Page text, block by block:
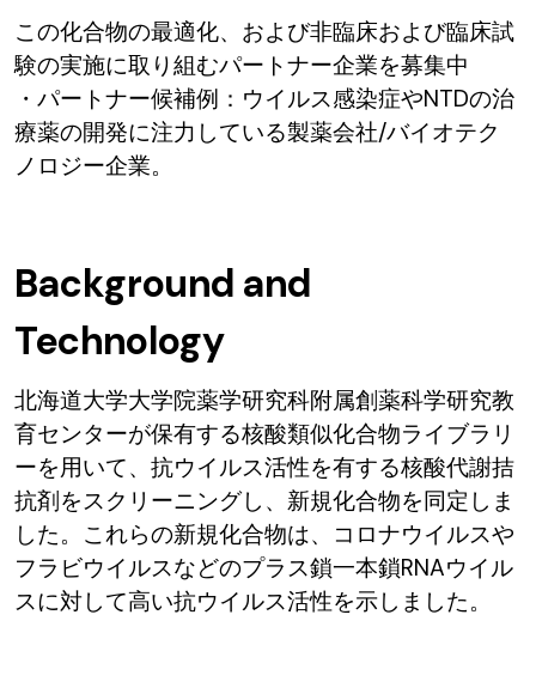
この化合物の最適化、および非臨床および臨床試
験の実施に取り組むパートナー企業を募集中
・パートナー候補例：ウイルス感染症やNTDの治
療薬の開発に注力している製薬会社/バイオテク
ノロジー企業。
Background and
Technology
北海道大学大学院薬学研究科附属創薬科学研究教
育センターが保有する核酸類似化合物ライブラリ
ーを用いて、抗ウイルス活性を有する核酸代謝拮
抗剤をスクリーニングし、新規化合物を同定しま
した。これらの新規化合物は、コロナウイルスや
フラビウイルスなどのプラス鎖一本鎖RNAウイル
スに対して高い抗ウイルス活性を示しました。